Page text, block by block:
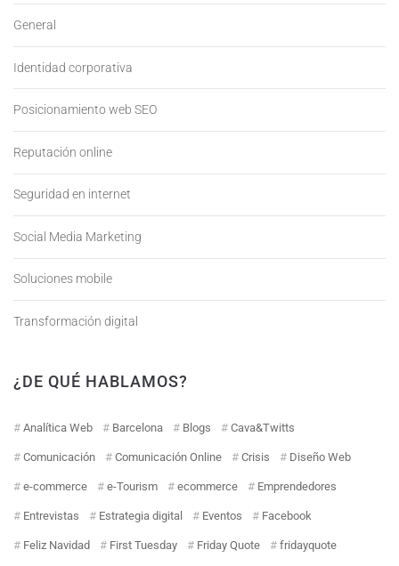
General
Identidad corporativa
Posicionamiento web SEO
Reputación online
Seguridad en internet
Social Media Marketing
Soluciones mobile
Transformación digital
¿DE QUÉ HABLAMOS?
Analítica Web Barcelona Blogs Cava&Twitts
Comunicación Comunicación Online Crisis Diseño Web
e-commerce e-Tourism ecommerce Emprendedores
Entrevistas Estrategia digital Eventos Facebook
Feliz Navidad First Tuesday Friday Quote fridayquote